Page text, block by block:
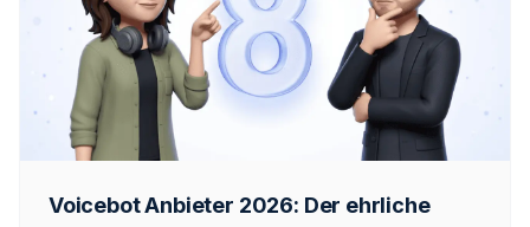
Voicebot Anbieter 2026: Der ehrliche